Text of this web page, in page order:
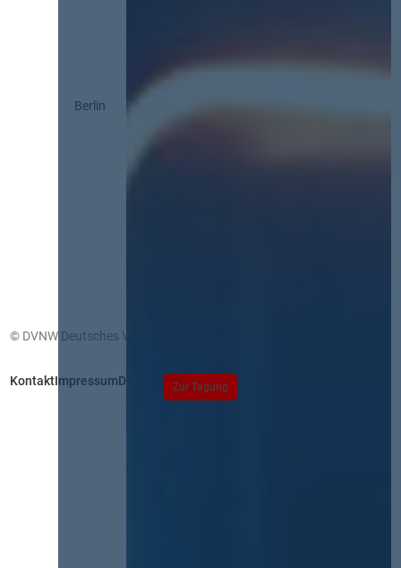
Zur Tagung
Berlin
© DVNW Deutsches Vergabenetzwerk GmbH
KontaktImpressumDatenschutz